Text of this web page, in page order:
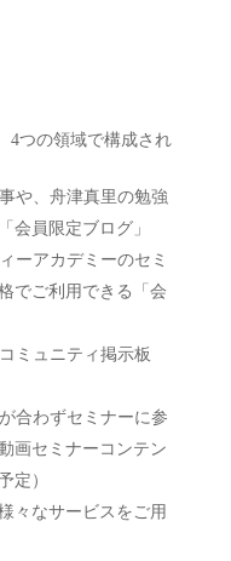
4つの領域で構成され
や、舟津真里の勉強
会員限定ブログ」
ーアカデミーのセミ
でご利用できる「会
ミュニティ掲示板
合わずセミナーに参
画セミナーコンテン
定）
々なサービスをご用